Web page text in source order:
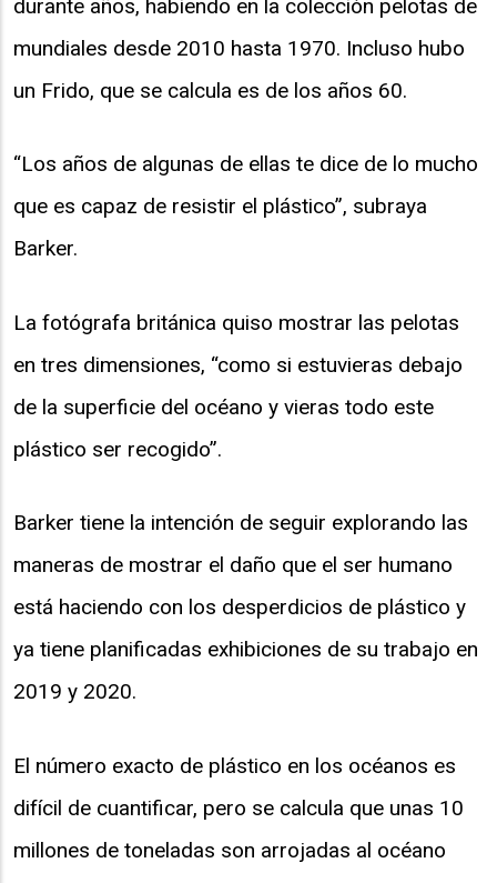
durante años, habiendo en la colección pelotas de
mundiales desde 2010 hasta 1970. Incluso hubo
un Frido, que se calcula es de los años 60.
“Los años de algunas de ellas te dice de lo mucho
que es capaz de resistir el plástico”, subraya
Barker.
La fotógrafa británica quiso mostrar las pelotas
en tres dimensiones, “como si estuvieras debajo
de la superficie del océano y vieras todo este
plástico ser recogido”.
Barker tiene la intención de seguir explorando las
maneras de mostrar el daño que el ser humano
está haciendo con los desperdicios de plástico y
ya tiene planificadas exhibiciones de su trabajo en
2019 y 2020.
El número exacto de plástico en los océanos es
difícil de cuantificar, pero se calcula que unas 10
millones de toneladas son arrojadas al océano